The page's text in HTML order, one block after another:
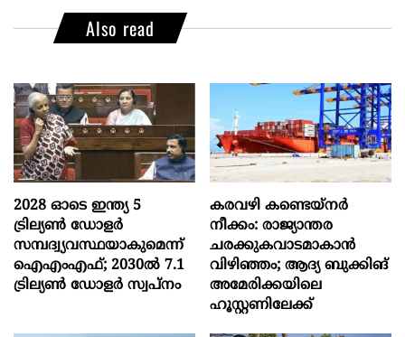
Also read
2028 ഓടെ ഇന്ത്യ 5
ട്രില്യണ്‍ ഡോളര്‍
സമ്പദ്വ്യവസ്ഥയാകുമെന്ന്
ഐഎംഎഫ്; 2030ല്‍ 7.1
ട്രില്യണ്‍ ഡോളര്‍ സ്വപ്നം
കരവഴി കണ്ടെയ്നർ
നീക്കം: രാജ്യാന്തര
ചരക്കുകവാടമാകാൻ
വിഴിഞ്ഞം; ആദ്യ ബുക്കിങ്
അമേരിക്കയിലെ
ഹൂസ്റ്റണിലേക്ക്